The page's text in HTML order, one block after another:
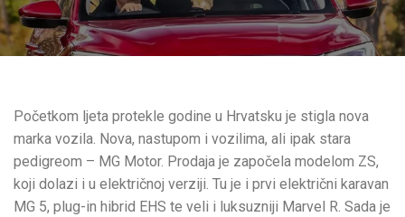
Početkom ljeta protekle godine u Hrvatsku je stigla nova
marka vozila. Nova, nastupom i vozilima, ali ipak stara
pedigreom – MG Motor. Prodaja je započela modelom ZS,
koji dolazi i u električnoj verziji. Tu je i prvi električni karavan
MG 5, plug-in hibrid EHS te veli i luksuzniji Marvel R. Sada je